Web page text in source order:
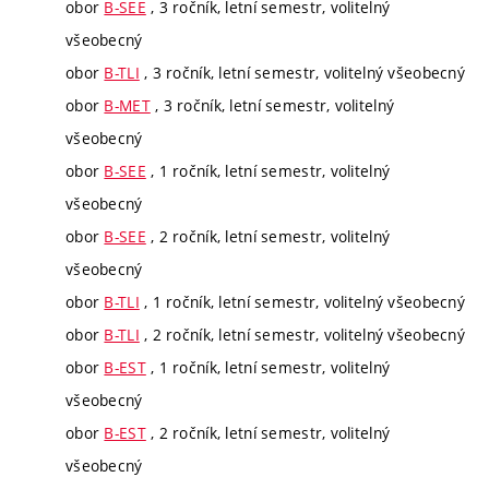
obor B-SEE , 3 ročník, letní semestr, volitelný
všeobecný
obor B-TLI , 3 ročník, letní semestr, volitelný všeobecný
obor B-MET, 3 ročník, letní semestr, volitelný
všeobecný
obor B-SEE , 1 ročník, letní semestr, volitelný
všeobecný
obor B-SEE , 2 ročník, letní semestr, volitelný
všeobecný
obor B-TLI , 1 ročník, letní semestr, volitelný všeobecný
obor B-TLI , 2 ročník, letní semestr, volitelný všeobecný
obor B-EST, 1 ročník, letní semestr, volitelný
všeobecný
obor B-EST, 2 ročník, letní semestr, volitelný
všeobecný